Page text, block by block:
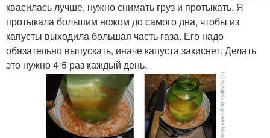
квасилась лучше, нужно снимать груз и протыкать. Я
протыкала большим ножом до самого дна, чтобы из
капусты выходила большая часть газа. Его надо
обязательно выпускать, иначе капуста закиснет. Делать
это нужно 4-5 раз каждый день.